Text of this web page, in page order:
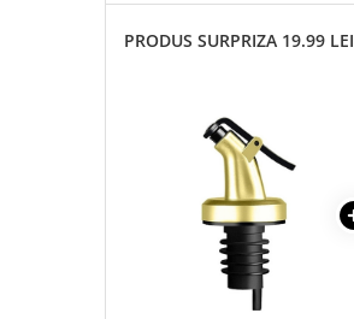
PRODUS SURPRIZA 19.99 LEI